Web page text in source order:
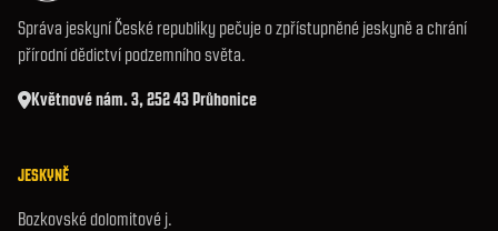
Správa jeskyní České republiky pečuje o zpřístupněné jeskyně a chrání
přírodní dědictví podzemního světa.
Květnové nám. 3, 252 43 Průhonice
JESKYNĚ
Bozkovské dolomitové j.